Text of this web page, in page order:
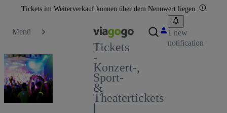
Tickets im Weiterverkauf können über dem Nennwert liegen.
Menü
Tickets
-
Konzert-,
Sport-
&
Theatertickets
|
1 new
notification